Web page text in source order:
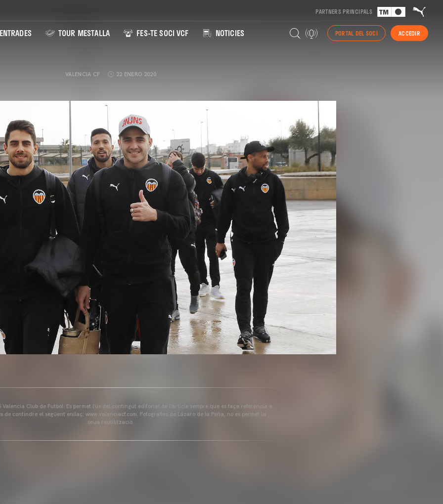
PARTNERS PRINCIPALS
ENTRADES TOUR MESTALLA FES-TE SOCI VCF NOTICIES PORTAL DEL SOCI ACCEDIR
VALENCIA CF 22 ENERO 2020
Valencia Club de Futbol. Es permet l'ús del contingut editorial de l'article sempre que es faça referència a
de contindre el següent enllaç: www.valenciacf.com. Fotografies de Lázaro de la Peña, no es permet la
seua reutilització.